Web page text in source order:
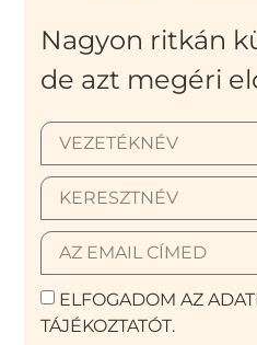
Nagyon ritkán
de azt megéri
ELFOGADOM AZ
TÁJÉKOZTATÓT.